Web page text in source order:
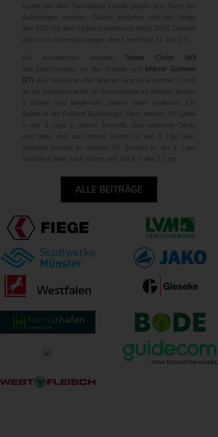
heute vier Mal. Drei dieser Duelle gingen aus Sicht der
Adlerträger verloren. Zuletzt kreuzten sich die Wege
des SCP mit dem Unparteiischen im März 2015. Damals
gab es im Heimspiel gegen den Chemitzer FC ein 2:3.
Als Assistenten werden Tobias Christ (40)
aus Münchweiler an der Rodalb und Marcel Gasteier
(27) aus Weisel an der Bremer Brücke erwartet. Christ
ist als Assistent auch im Europapokal im Einsatz (bisher
5 Spiele) und begleitete zudem unter anderem 130
Spiele in der Fußball Bundesliga. Dazu stehen 59 Spiele
in der 2. Liga in seiner Statistik. Das nahende Derby
wird aber erst sein dritter Einsatz in der 3. Liga sein.
Gasteier kommt zu seinem 57. Einsatz in der 3. Liga,
assistiert aber auch schon seit 2014 in der 2. Liga.
ALLE BEITRÄGE